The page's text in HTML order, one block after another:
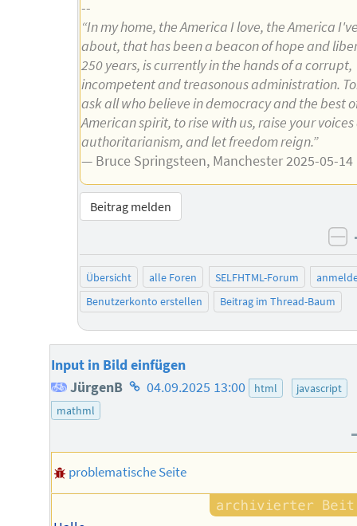
--
“In my home, the America I love, the America
about, that has been a beacon of hope and
250 years, is currently in the hands of a corrupt,
incompetent and treasonous administration.
ask all who believe in democracy and the best
American spirit, to rise with us, raise your
authoritarianism, and let freedom reign.”
— Bruce Springsteen, Manchester 2025-05-14
Beitrag melden
Übersicht alle Foren SELFHTML-Forum
Benutzerkonto erstellen
Beitrag im Thread-Baum
Input in Bild einfügen
JürgenB Homepage
04.09.2025 13:00 html
javascript
mathml
problematische Seite